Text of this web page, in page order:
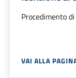
Procedimento
VAI ALLA